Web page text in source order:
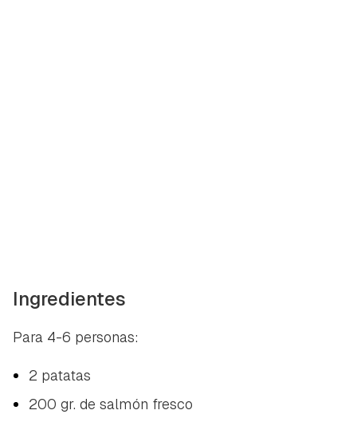
Ingredientes
Para 4-6 personas:
2 patatas
200 gr. de salmón fresco